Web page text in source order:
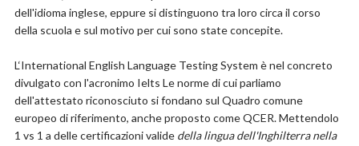
dell'idioma inglese, eppure si distinguono tra loro circa il corso
della scuola e sul motivo per cui sono state concepite.
L‘International English Language Testing System è nel concreto
divulgato con l'acronimo Ielts Le norme di cui parliamo
dell'attestato riconosciuto si fondano sul Quadro comune
europeo di riferimento, anche proposto come QCER. Mettendolo
1 vs 1 a delle certificazioni valide della lingua dell'Inghilterra nella